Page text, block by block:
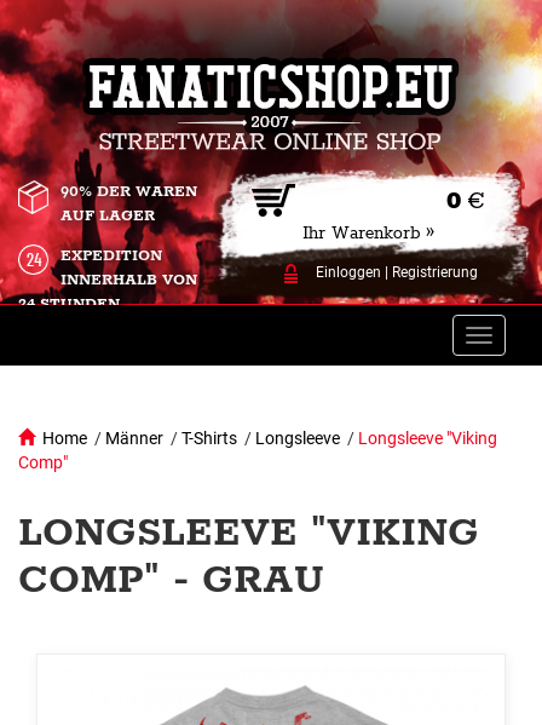
0 €
Ihr Warenkorb »
Einloggen Registrierung
90% DER WAREN
AUF LAGER
EXPEDITION
INNERHALB VON
24 STUNDEN.
Toggle
Home / Männer /T-Shirts / Longsleeve / Longsleeve "Viking
Comp"
LONGSLEEVE "VIKING
COMP" - GRAU